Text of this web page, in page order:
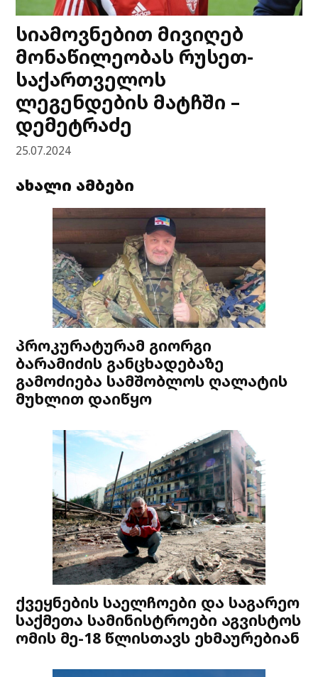
სიამოვნებით მივიღებ
მონაწილეობას რუსეთ-
საქართველოს
ლეგენდების მატჩში –
დემეტრაძე
25.07.2024
ახალი ამბები
პროკურატურამ გიორგი
ბარამიძის განცხადებაზე
გამოძიება სამშობლოს ღალატის
მუხლით დაიწყო
ქვეყნების საელჩოები და საგარეო
საქმეთა სამინისტროები აგვისტოს
ომის მე-18 წლისთავს ეხმაურებიან